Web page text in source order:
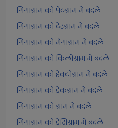
गिगाग्राम को पेटग्राम में बदलें
गिगाग्राम को टेरग्राम में बदलें
गिगाग्राम को मैगाग्राम में बदलें
गिगाग्राम को किलोग्राम में बदलें
गिगाग्राम को हेक्टोग्राम में बदलें
गिगाग्राम को डेकग्राम में बदलें
गिगाग्राम को ग्राम में बदलें
गिगाग्राम को डेसिग्राम में बदलें